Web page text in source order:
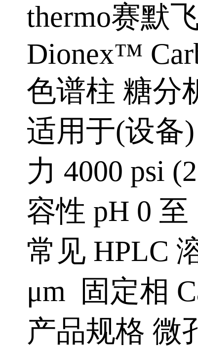
thermo赛默
Dionex™
色谱柱 糖分
适用于(设备
力 4000 psi
容性 pH 0 至
常见 HPLC
μm 固定相
产品规格 微